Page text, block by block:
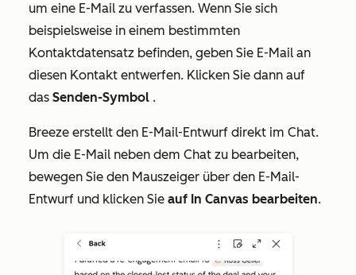
um eine E-Mail zu verfassen. Wenn Sie sich
beispielsweise in einem bestimmten
Kontaktdatensatz befinden, geben Sie E-Mail an
diesen Kontakt entwerfen. Klicken Sie dann auf
das Senden-Symbol .
Breeze erstellt den E-Mail-Entwurf direkt im Chat.
Um die E-Mail neben dem Chat zu bearbeiten,
bewegen Sie den Mauszeiger über den E-Mail-
Entwurf und klicken Sie auf In Canvas bearbeiten.